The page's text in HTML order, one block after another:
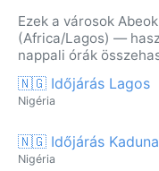
Ezek a városok
(Africa/Lagos) —
nappali órák
🇳🇬 Időjárás Lagos
Nigéria
🇳🇬 Időjárás Kaduna
Nigéria